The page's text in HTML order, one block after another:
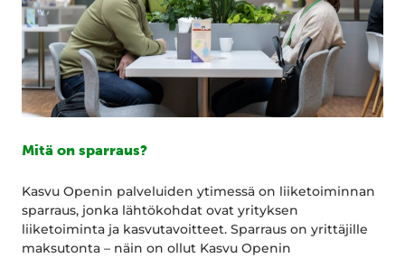
Mitä on sparraus?
Kasvu Openin palveluiden ytimessä on liiketoiminnan
sparraus, jonka lähtökohdat ovat yrityksen
liiketoiminta ja kasvutavoitteet. Sparraus on yrittäjille
maksutonta – näin on ollut Kasvu Openin